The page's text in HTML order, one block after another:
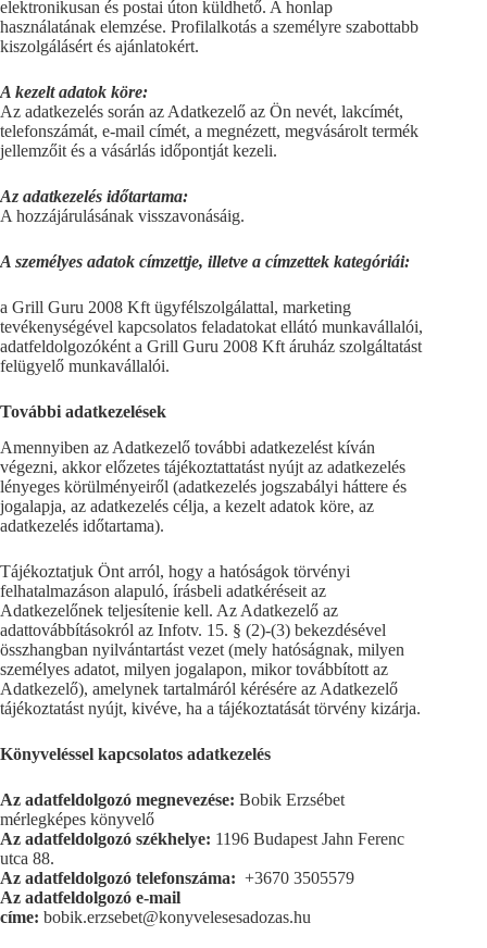
elektronikusan és postai úton küldhető. A honlap
használatának elemzése. Profilalkotás a személyre szabottabb
kiszolgálásért és ajánlatokért.
A kezelt adatok köre:
Az adatkezelés során az Adatkezelő az Ön nevét, lakcímét,
telefonszámát, e-mail címét, a megnézett, megvásárolt termék
jellemzőit és a vásárlás időpontját kezeli.
Az adatkezelés időtartama:
A hozzájárulásának visszavonásáig.
A személyes adatok címzettje, illetve a címzettek kategóriái:
a Grill Guru 2008 Kft ügyfélszolgálattal, marketing
tevékenységével kapcsolatos feladatokat ellátó munkavállalói,
adatfeldolgozóként a Grill Guru 2008 Kft áruház szolgáltatást
felügyelő munkavállalói.
További adatkezelések
Amennyiben az Adatkezelő további adatkezelést kíván
végezni, akkor előzetes tájékoztattatást nyújt az adatkezelés
lényeges körülményeiről (adatkezelés jogszabályi háttere és
jogalapja, az adatkezelés célja, a kezelt adatok köre, az
adatkezelés időtartama).
Tájékoztatjuk Önt arról, hogy a hatóságok törvényi
felhatalmazáson alapuló, írásbeli adatkéréseit az
Adatkezelőnek teljesítenie kell. Az Adatkezelő az
adattovábbításokról az Infotv. 15. § (2)-(3) bekezdésével
összhangban nyilvántartást vezet (mely hatóságnak, milyen
személyes adatot, milyen jogalapon, mikor továbbított az
Adatkezelő), amelynek tartalmáról kérésére az Adatkezelő
tájékoztatást nyújt, kivéve, ha a tájékoztatását törvény kizárja.
Könyveléssel kapcsolatos adatkezelés
Az adatfeldolgozó megnevezése: Bobik Erzsébet
mérlegképes könyvelő
Az adatfeldolgozó székhelye: 1196 Budapest Jahn Ferenc
utca 88.
Az adatfeldolgozó telefonszáma: +3670 3505579
Az adatfeldolgozó e-mail
címe: bobik.erzsebet@konyvelesesadozas.hu